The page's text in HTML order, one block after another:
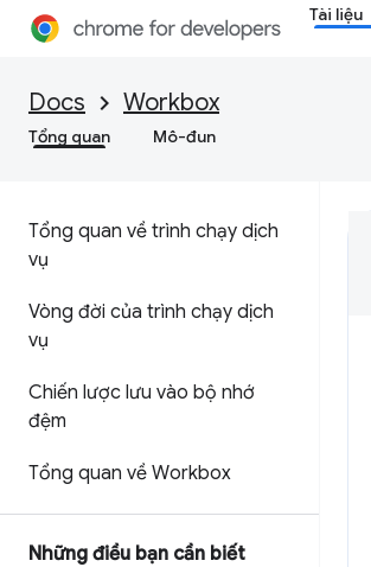
Tài liệu
Docs Workbox
Tổng quan Mô-đun
Tổng quan về trình chạy dịch
vụ
Vòng đời của trình chạy dịch
vụ
Chiến lược lưu vào bộ nhớ
đệm
Tổng quan về Workbox
Những điều bạn cần biết